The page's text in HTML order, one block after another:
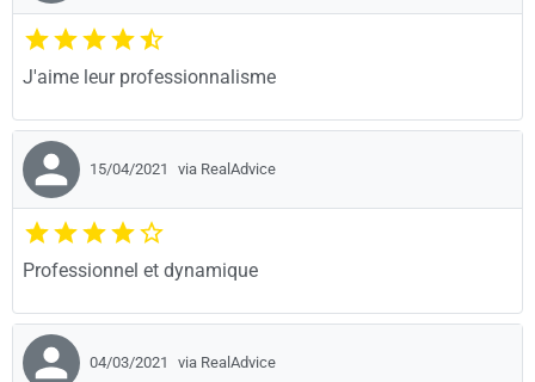
J'aime leur professionnalisme
15/04/2021 via RealAdvice
Professionnel et dynamique
04/03/2021 via RealAdvice